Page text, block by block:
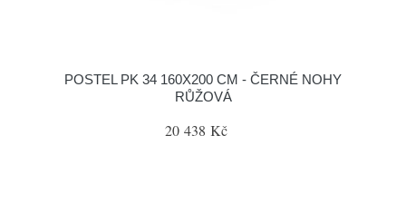
POSTEL PK 34 160X200 CM - ČERNÉ NOHY
RŮŽOVÁ
20 438 Kč